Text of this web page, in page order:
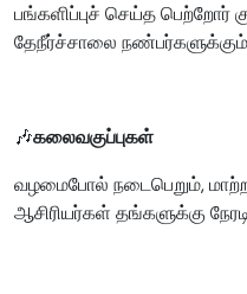
பங்களிப்புச் செய்த பெற்றோர்
தேநீர்ச்சாலை
🎶கலைவகுப்புகள்
வழமைபோல் நடைபெறும்,
ஆசிரியர்கள் தங்களுக்கு